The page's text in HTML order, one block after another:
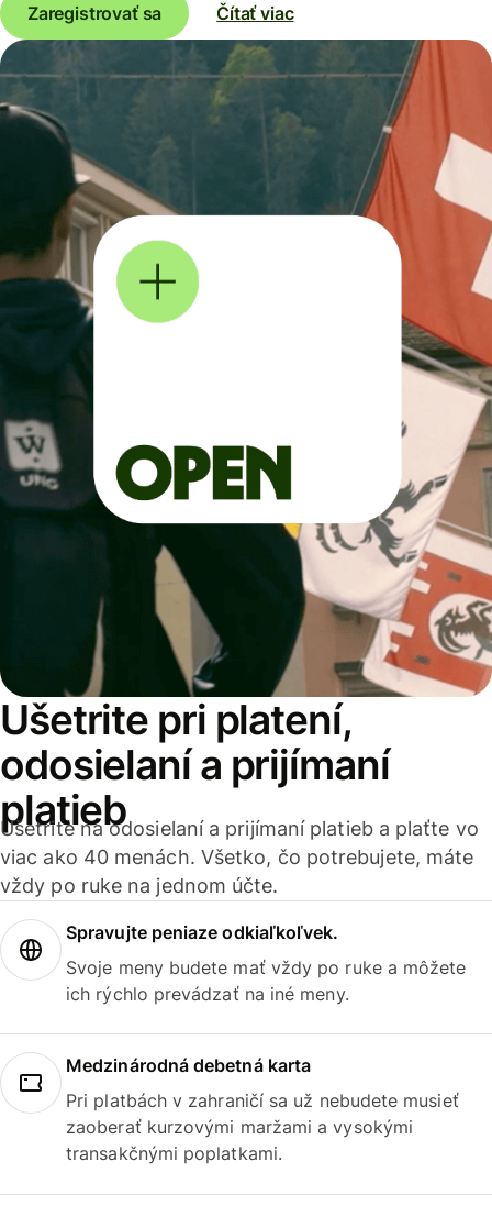
Zaregistrovať sa Čítať viac
Ušetrite pri platení,
odosielaní a prijímaní
platieb
Ušetrite na odosielaní a prijímaní platieb a plaťte vo
viac ako 40 menách. Všetko, čo potrebujete, máte
vždy po ruke na jednom účte.
Spravujte peniaze odkiaľkoľvek.
Svoje meny budete mať vždy po ruke a môžete
ich rýchlo prevádzať na iné meny.
Medzinárodná debetná karta
Pri platbách v zahraničí sa už nebudete musieť
zaoberať kurzovými maržami a vysokými
transakčnými poplatkami.